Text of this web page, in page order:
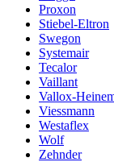
Proxon
Stiebel-Eltron
Swegon
Systemair
Tecalor
Vaillant
Vallox-
Viessmann
Westaflex
Wolf
Zehnder